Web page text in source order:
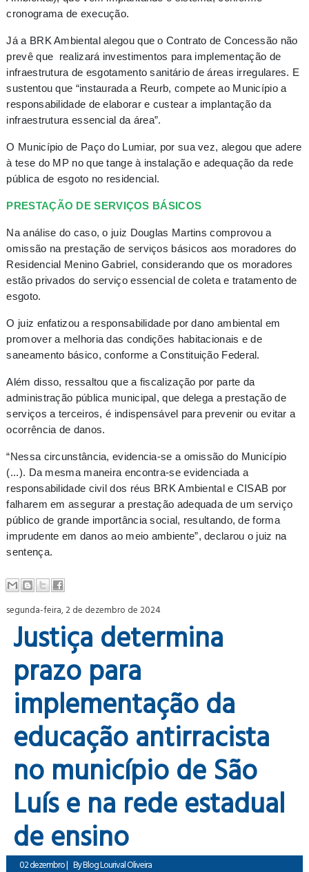
cronograma de execução.
Já a BRK Ambiental alegou que o Contrato de Concessão não
prevê que realizará investimentos para implementação de
infraestrutura de esgotamento sanitário de áreas irregulares. E
sustentou que “instaurada a Reurb, compete ao Município a
responsabilidade de elaborar e custear a implantação da
infraestrutura essencial da área”.
O Município de Paço do Lumiar, por sua vez, alegou que adere
à tese do MP no que tange à instalação e adequação da rede
pública de esgoto no residencial.
PRESTAÇÃO DE SERVIÇOS BÁSICOS
Na análise do caso, o juiz Douglas Martins comprovou a
omissão na prestação de serviços básicos aos moradores do
Residencial Menino Gabriel, considerando que os moradores
estão privados do serviço essencial de coleta e tratamento de
esgoto.
O juiz enfatizou a responsabilidade por dano ambiental em
promover a melhoria das condições habitacionais e de
saneamento básico, conforme a Constituição Federal.
Além disso, ressaltou que a fiscalização por parte da
administração pública municipal, que delega a prestação de
serviços a terceiros, é indispensável para prevenir ou evitar a
ocorrência de danos.
“Nessa circunstância, evidencia-se a omissão do Município
(...). Da mesma maneira encontra-se evidenciada a
responsabilidade civil dos réus BRK Ambiental e CISAB por
falharem em assegurar a prestação adequada de um serviço
público de grande importância social, resultando, de forma
imprudente em danos ao meio ambiente”, declarou o juiz na
sentença.
segunda-feira, 2 de dezembro de 2024
Justiça determina
prazo para
implementação da
educação antirracista
no município de São
Luís e na rede estadual
de ensino
02 dezembro| ByBlog Lourival Oliveira